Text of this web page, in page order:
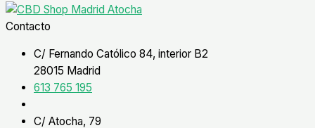
Contacto
C/ Fernando Católico 84, interior B2
28015 Madrid
613 765 195
C/ Atocha, 79